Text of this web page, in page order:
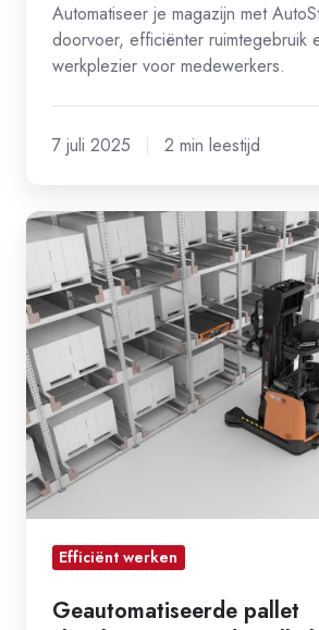
Automatiseer je magazijn met
doorvoer, efficiënter ruimtegebruik
werkplezier voor medewerkers.
7 juli 2025 2 min leestijd
Geautomatiseerde
pallet
shuttlesystemen:
dé
stille
kracht
achter
een
efficiënt
magazijn
Efficiënt werken
Geautomatiseerde pallet